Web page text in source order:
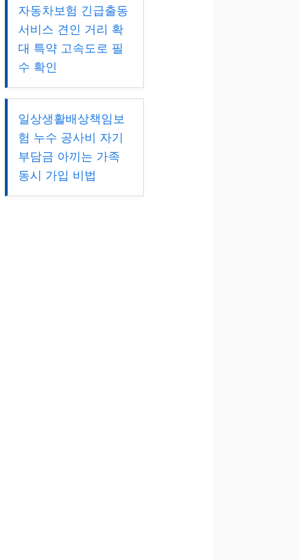
자동차보험 긴급출동
서비스 견인 거리 확
대 특약 고속도로 필
수 확인
일상생활배상책임보
험 누수 공사비 자기
부담금 아끼는 가족
동시 가입 비법